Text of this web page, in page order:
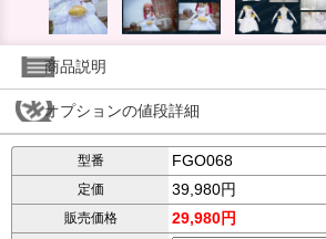
商品説明
オプションの値段詳細
型番 FGO068
定価 39,980円
販売価格 29,980円